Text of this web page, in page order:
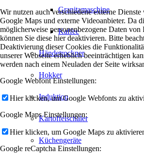
Granitamaschine
Kaffee
Händetrockner
Hokker
Induktion
Kartoffelschäler
Küchengeräte
Wir nutzen auch verschiedene externe
Google Maps und externe Videoanbieter. Da
möglicherweise personenbezogene Daten von
können Sie diese hier deaktivieren. Bitte
Deaktivierung dieser Cookies die
unserer Webseite erheblich beeinträchtigen
werden nach einem Neuladen der Seite
Google Webfont Einstellungen:
Hier klicken, um Google Webfonts zu
Google Maps Einstellungen:
Hier klicken, um Google Maps zu
Google reCaptcha Einstellungen: